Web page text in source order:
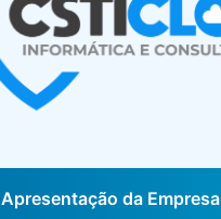
Apresentação da Empresa